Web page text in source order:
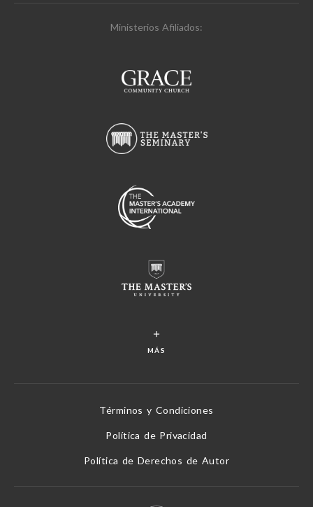
Ministerios Afiliados:
MÁS
Términos y Condiciones
Política de Privacidad
Política de Derechos de Autor